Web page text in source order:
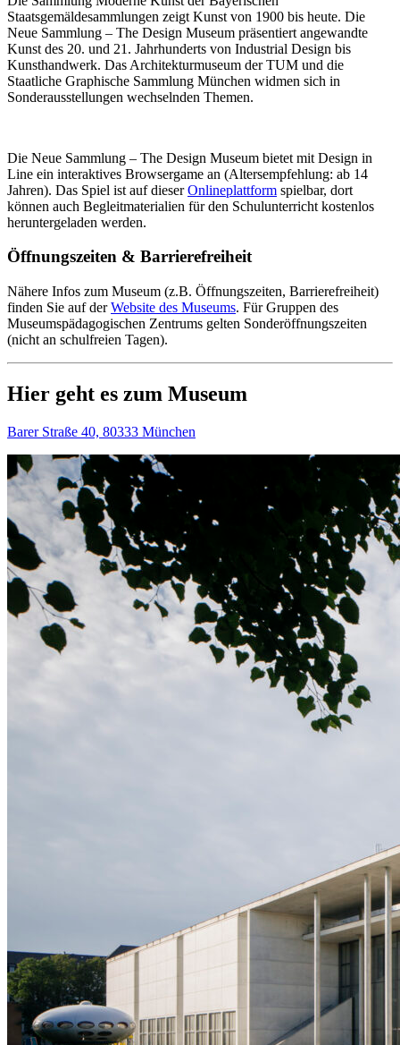
Staatsgemäldesammlungen zeigt Kunst von 1900 bis heute. Die
Neue Sammlung – The Design Museum präsentiert angewandte
Kunst des 20. und 21. Jahrhunderts von Industrial Design bis
Kunsthandwerk. Das Architekturmuseum der TUM und die
Staatliche Graphische Sammlung München widmen sich in
Sonderausstellungen wechselnden Themen.
Die Neue Sammlung – The Design Museum bietet mit Design in
Line ein interaktives Browsergame an (Altersempfehlung: ab 14
Jahren). Das Spiel ist auf dieserOnlineplattform spielbar, dort
können auch Begleitmaterialien für den Schulunterricht kostenlos
heruntergeladen werden.
Öffnungszeiten & Barrierefreiheit
Nähere Infos zum Museum (z.B. Öffnungszeiten, Barrierefreiheit)
finden Sie auf derWebsite des Museums. Für Gruppen des
Museumspädagogischen Zentrums gelten Sonderöffnungszeiten
(nicht an schulfreien Tagen).
Hier geht es zum Museum
Barer Straße 40, 80333 München